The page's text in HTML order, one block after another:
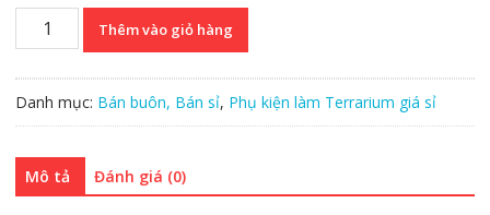
là:
25.000₫.
tại
là:
Small
(giá
sỉ)
Thêm vào giỏ hàng
Danh mục: Bán buôn, Bán sỉ, Phụ kiện làm Terrarium giá sỉ
Mô tả Đánh giá (0)